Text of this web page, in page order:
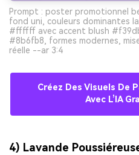
Prompt : poster promotionnel
fond uni, couleurs dominantes
#ffffff avec accent blush
#8b6fb8, formes modernes,
réelle --ar 3:4
Créez Des Visuels De
Avec L’IA
4) Lavande